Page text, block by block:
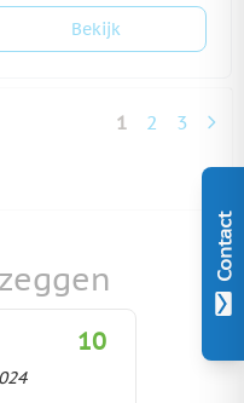
Contact
Bekijk
U lees
1 Pagina
2 Pagina
3
2024
10